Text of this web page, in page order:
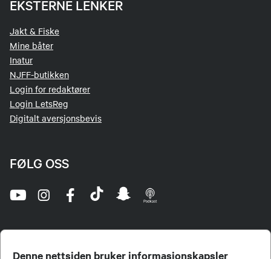
Denne nettsiden bruker informasjonskapsler
EKSTERNE LENKER
Jakt & Fiske
Mine båter
Inatur
NJFF-butikken
Login for redaktører
Login LetsReg
Digitalt aversjonsbevis
FØLG OSS